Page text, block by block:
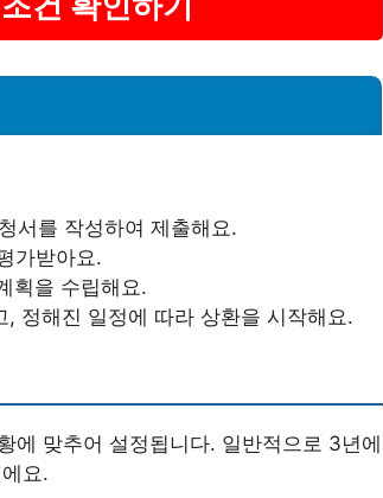
서를 작성하여 제출해요.
가받아요.
획을 수립해요.
정해진 일정에 따라 상환을 시작해요.
에 맞추어 설정됩니다. 일반적으로 3년에
요.